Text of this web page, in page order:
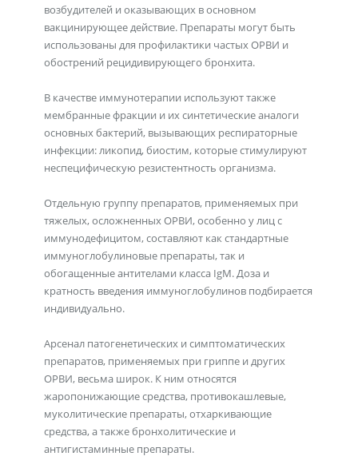
возбудителей и оказывающих в основном
вакцинирующее действие. Препараты могут быть
использованы для профилактики частых ОРВИ и
обострений рецидивирующего бронхита.
В качестве иммунотерапии используют также
мембранные фракции и их синтетические аналоги
основных бактерий, вызывающих респираторные
инфекции: ликопид, биостим, которые стимулируют
неспецифическую резистентность организма.
Отдельную группу препаратов, применяемых при
тяжелых, осложненных ОРВИ, особенно у лиц с
иммунодефицитом, составляют как стандартные
иммуноглобулиновые препараты, так и
обогащенные антителами класса IgM. Доза и
кратность введения иммуноглобулинов подбирается
индивидуально.
Арсенал патогенетических и симптоматических
препаратов, применяемых при гриппе и других
ОРВИ, весьма широк. К ним относятся
жаропонижающие средства, противокашлевые,
муколитические препараты, отхаркивающие
средства, а также бронхолитические и
антигистаминные препараты.